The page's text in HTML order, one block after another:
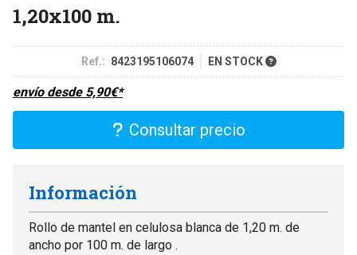
1,20x100 m.
Ref.: 8423195106074 EN STOCK
envío desde 5,90€*
Consultar precio
Información
Rollo de mantel en celulosa blanca de 1,20 m. de
ancho por 100 m. de largo .